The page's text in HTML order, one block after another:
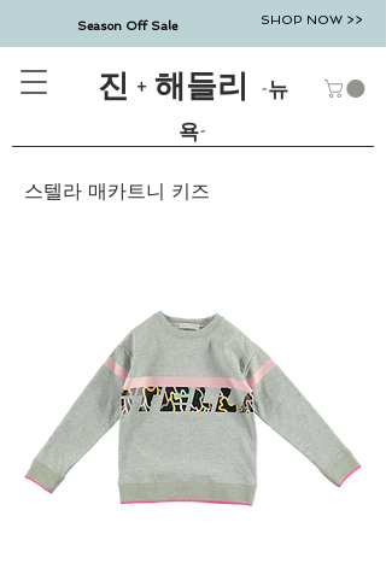
진 + 해들리
-뉴
욕-
Season Off Sale SHOP NOW >>
스텔라 매카트니 키즈